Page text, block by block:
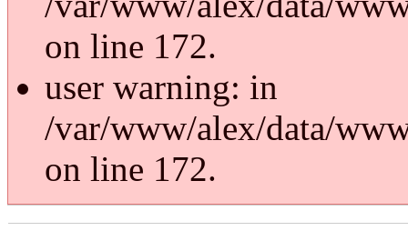
on line 172.
user warning: in
/var/www/alex/data/
on line 172.